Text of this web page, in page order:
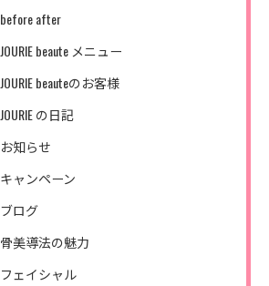
before after
JOURIE beaute メニュー
JOURIE beauteのお客様
JOURIE の日記
お知らせ
キャンペーン
ブログ
骨美導法の魅力
フェイシャル